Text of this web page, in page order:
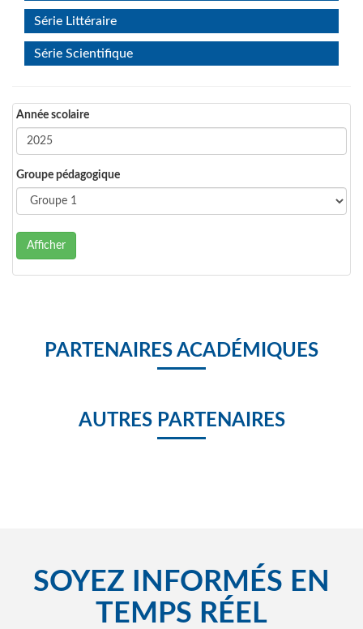
Série Littéraire
Série Scientifique
Année scolaire
Groupe pédagogique
Afficher
PARTENAIRES ACADÉMIQUES
AUTRES PARTENAIRES
SOYEZ INFORMÉS EN
TEMPS RÉEL